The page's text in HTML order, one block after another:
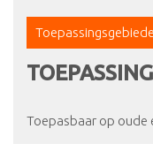
Toepasbaar op oude